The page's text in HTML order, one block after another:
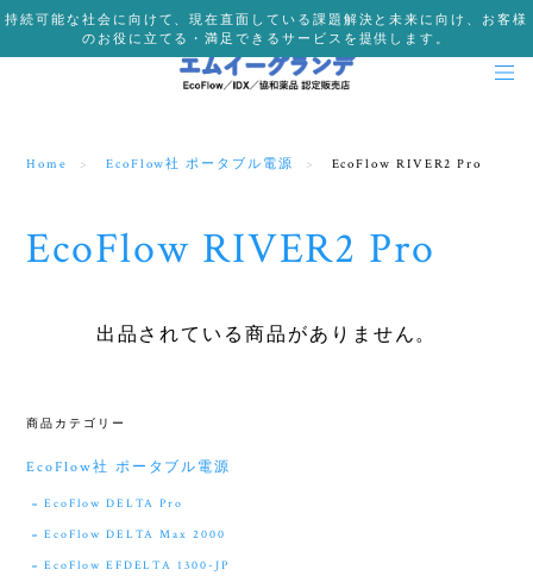
持続可能な社会に向けて、現在直面している課題解決と未来に向け、お客様
のお役に立てる・満足できるサービスを提供します。
Home EcoFlow社 ポータブル電源 EcoFlow RIVER2 Pro
EcoFlow RIVER2 Pro
出品されている商品がありません。
商品カテゴリー
EcoFlow社 ポータブル電源
EcoFlow DELTA Pro
EcoFlow DELTA Max 2000
EcoFlow EFDELTA 1300-JP